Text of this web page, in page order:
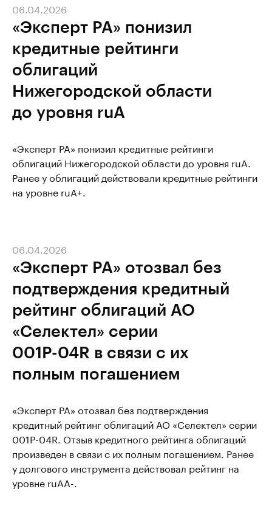
«Эксперт РА» понизил
кредитные рейтинги
облигаций
Нижегородской области
до уровня ruA
06.04.2026
«Эксперт РА» понизил кредитные рейтинги
облигаций Нижегородской области до уровня ruA.
Ранее у облигаций действовали кредитные рейтинги
на уровне ruA+.
«Эксперт РА» отозвал без
подтверждения кредитный
рейтинг облигаций АО
«Селектел» серии
001Р-04R в связи с их
полным погашением
06.04.2026
«Эксперт РА» отозвал без подтверждения
кредитный рейтинг облигаций АО «Селектел» серии
001Р-04R. Отзыв кредитного рейтинга облигаций
произведен в связи с их полным погашением. Ранее
у долгового инструмента действовал рейтинг на
уровне ruAА-.